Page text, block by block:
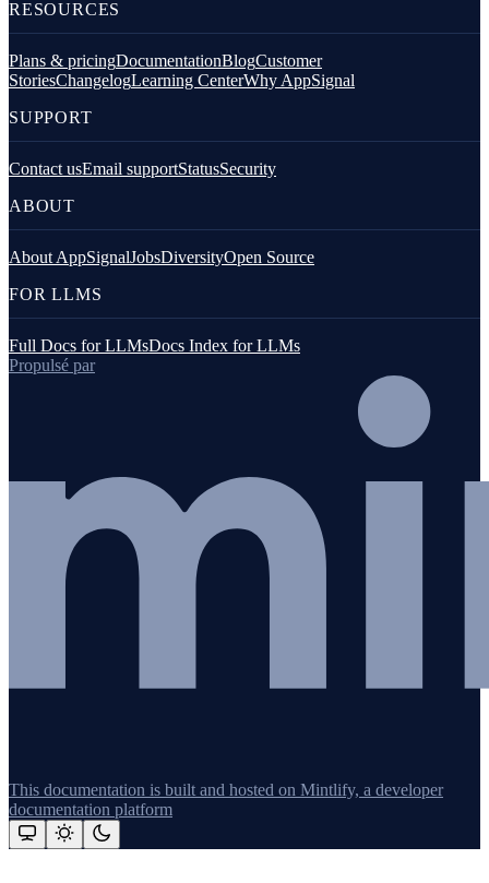
RESOURCES
Plans & pricingDocumentationBlogCustomer
StoriesChangelogLearning CenterWhy AppSignal
SUPPORT
Contact usEmail supportStatusSecurity
ABOUT
About AppSignalJobsDiversityOpen Source
FOR LLMS
Full Docs for LLMsDocs Index for LLMs
Propulsé par
This documentation is built and hosted on Mintlify, a developer
documentation platform